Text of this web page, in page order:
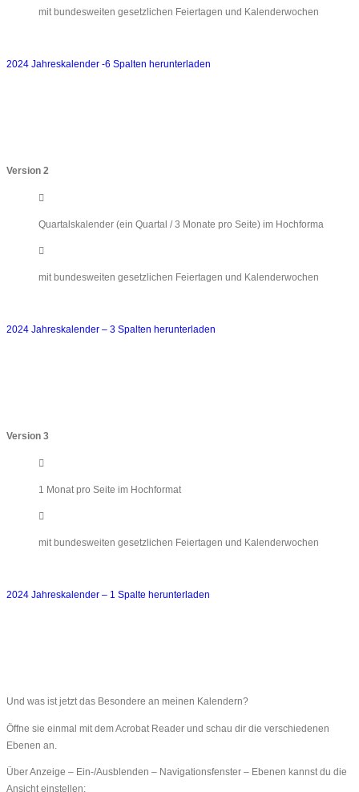
mit bundesweiten gesetzlichen Feiertagen und Kalenderwochen
2024 Jahreskalender -6 Spalten herunterladen
Version 2
Quartalskalender (ein Quartal / 3 Monate pro Seite) im Hochforma
mit bundesweiten gesetzlichen Feiertagen und Kalenderwochen
2024 Jahreskalender – 3 Spalten herunterladen
Version 3
1 Monat pro Seite im Hochformat
mit bundesweiten gesetzlichen Feiertagen und Kalenderwochen
2024 Jahreskalender – 1 Spalte herunterladen
Und was ist jetzt das Besondere an meinen Kalendern?
Öffne sie einmal mit dem Acrobat Reader und schau dir die verschiedenen
Ebenen an.
Über Anzeige – Ein-/Ausblenden – Navigationsfenster – Ebenen kannst du die
Ansicht einstellen: